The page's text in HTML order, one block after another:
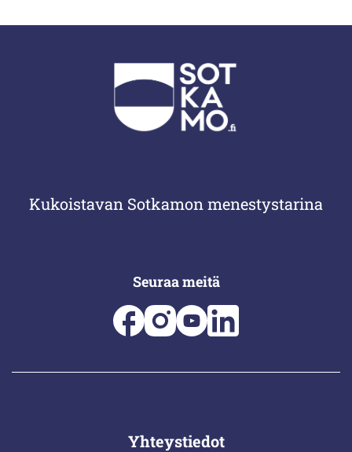
Kukoistavan Sotkamon menestystarina
Seuraa meitä
Yhteystiedot